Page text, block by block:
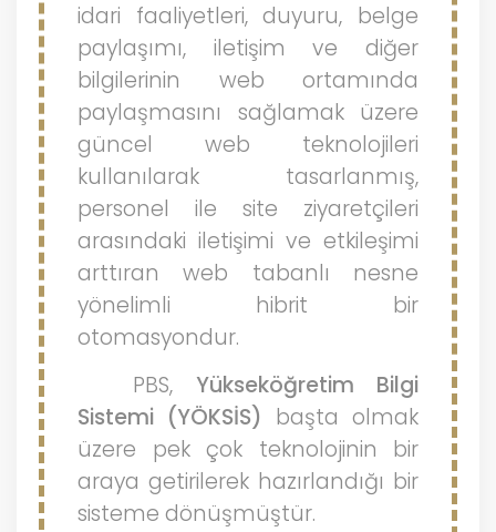
idari faaliyetleri, duyuru, belge
paylaşımı, iletişim ve diğer
bilgilerinin web ortamında
paylaşmasını sağlamak üzere
güncel web teknolojileri
kullanılarak tasarlanmış,
personel ile site ziyaretçileri
arasındaki iletişimi ve etkileşimi
arttıran web tabanlı nesne
yönelimli hibrit bir
otomasyondur.
PBS, Yükseköğretim Bilgi
Sistemi (YÖKSİS) başta olmak
üzere pek çok teknolojinin bir
araya getirilerek hazırlandığı bir
sisteme dönüşmüştür.